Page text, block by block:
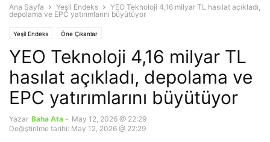
Ana Sayfa Yeşil Endeks
YEO Teknoloji 4,16 milyar TL hasılat açıkladı,
depolama ve EPC yatırımlarını büyütüyor
Yeşil Endeks Öne Çıkanlar
YEO Teknoloji 4,16 milyar TL
hasılat açıkladı, depolama ve
EPC yatırımlarını büyütüyor
Yazar Baha Ata - May 12, 2026 @ 22:29
Değiştirilme tarihi: May 12, 2026 @ 22:29